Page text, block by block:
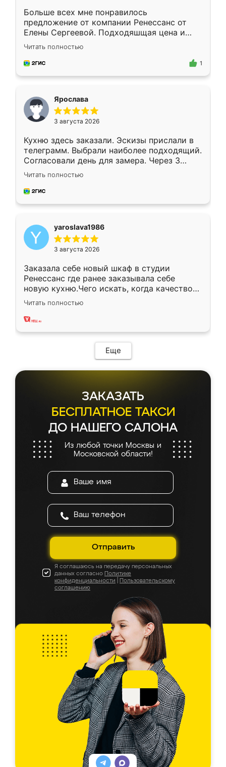
Больше всех мне понравилось
предложение от компании Ренессанс от
Елены Сергеевой. Подходяшщая цена и
короткие сроки изготовления. Приехавший
для замера сотрудник Владислав
предложил по моему эскизу самый
Читать полностью
1
Ярослава
3 августа 2026
Кухню здесь заказали. Эскизы прислали в
телеграмм. Выбрали наиболее подходящий.
Согласовали день для замера. Через 3
недели кухня была уже готова. Остались
довольны работой. Спасибо Ренессанс
мебель за качественную работу!
Читать полностью
yaroslava1986
3 августа 2026
Заказала себе новый шкаф в студии
Ренессанс где ранее заказывала себе
новую кухню.Чего искать, когда качеством
вполне довольна. Служит кухня уже почти
два года, нареканий нет.
Читать полностью
Еще
ЗАКАЗАТЬ
БЕСПЛАТНОЕ ТАКСИ
ДО НАШЕГО САЛОНА
Из любой точки Москвы и
Московской области!
Отправить
Я соглашаюсь на передачу персональных
данных согласно Политике
конфиденциальности
Пользовательскому
соглашению